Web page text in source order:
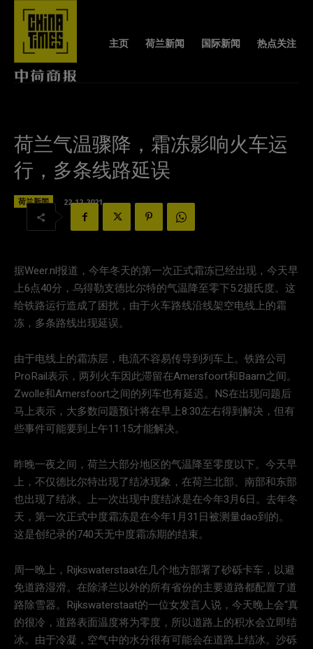
主页 荷兰新闻 国际新闻 热点关注
荷兰气温骤降，霜冻影响火车运
行，多条线路延误
荷兰新闻 22-12-2021
据Weer.nl报道，今年冬天的第一次正式霜冻已经出现，今天早
上6点40分，乌得勒支德比尔特的气温降至零下5.2摄氏度。这
给铁路运行造成了困扰，由于火车路线沿线架空电线上的霜
冻，多条路线出现延误。
由于电线上的霜冻层，电流不容易传导到列车上。铁路公司
ProRail表示，两列火车因此滞留在Amersfoort和Baarn之间。
Zwolle和Amersfoort之间的列车也有延迟。NS在出现问题后
马上表示，大多数问题预计将在早上8:30左右得到解决，但有
些事件可能要到上午11:15才能解决。
昨晚一夜之间，荷兰大部分地区的气温降至零度以下。今天早
上，不仅德比尔特出现了结冰现象，在荷兰北部、南部和东部
也出现了结冰。上一次出现中度结冰是在今年3月6日。去年冬
天，第一次正式中度霜冻是在今年1月31日被测量dao到的。
这是创纪录的740天无中度霜冻期的结束。
周一晚上，Rijkswaterstaat在几个地方部署了砂砾卡车，以避
免道路湿滑。在除泽兰以外的所有省份的主要道路都配置了道
路除雪器。Rijkswaterstaat的一位女发言人说，今天晚上会“真
的很冷，道路表面温度将为零度，所以道路上的积水会立即结
冰。由于冷凝，空气中的水分很有可能会在道路上结冰。沙砾